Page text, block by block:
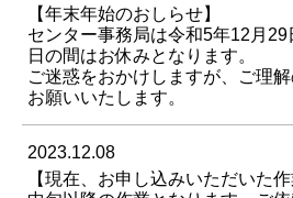
【年末年始のおしらせ】
センター事務局は令和5年12月
日の間はお休みとなります。
ご迷惑をおかけしますが、ご理解
お願いいたします。
2023.12.08
【現在、お申し込みいただいた